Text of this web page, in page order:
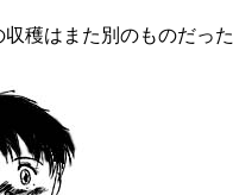
はまた別のものだっ